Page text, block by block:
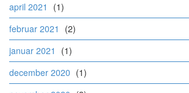
april 2021
(1)
februar 2021
(2)
januar 2021
(1)
december 2020 (1)